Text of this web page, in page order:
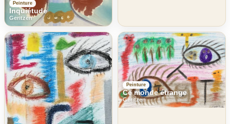
Peinture
Inquiétude
Geritzen
Peinture
Ce monde étrange
Geritzen